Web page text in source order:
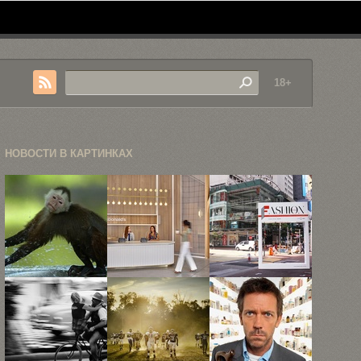
18+
НОВОСТИ В КАРТИНКАХ
30
впечатляющих
фаворитов
Nat Geo ...
Новая штаб-
квартира
«Макдоналдс»
похожа на ...
Прогулка по
одному из
самых ...